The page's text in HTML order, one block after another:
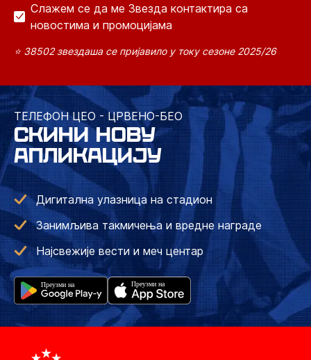
Слажем се да ме Звезда контактира са
новостима и промоцијама
⭐ 38502 звездаша се пријавило у току сезоне 2025/26
ТЕЛЕФОН ЦЕО - ЦРВЕНО-БЕО
СКИНИ НОВУ
АПЛИКАЦИЈУ
Дигитална улазница на стадион
Занимљива такмичења и вредне награде
Најсвежије вести и меч центар